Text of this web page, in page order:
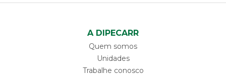
A DIPECARR
Quem somos
Unidades
Trabalhe conosco